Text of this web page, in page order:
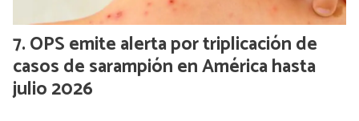
OPS emite alerta por triplicación de
casos de sarampión en América hasta
julio 2026